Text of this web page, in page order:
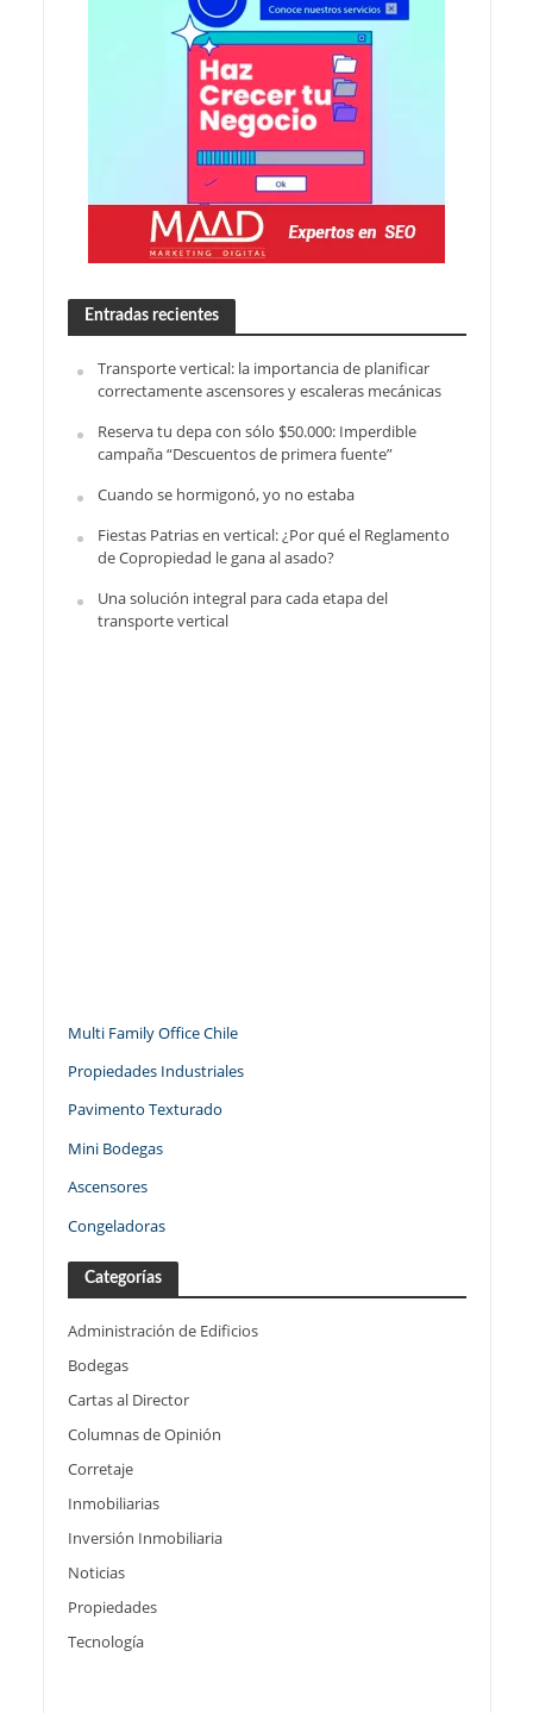
Entradas recientes
Transporte vertical: la importancia de planificar
correctamente ascensores y escaleras mecánicas
Reserva tu depa con sólo $50.000: Imperdible
campaña “Descuentos de primera fuente”
Cuando se hormigonó, yo no estaba
Fiestas Patrias en vertical: ¿Por qué el Reglamento
de Copropiedad le gana al asado?
Una solución integral para cada etapa del
transporte vertical
Multi Family Office Chile
Propiedades Industriales
Pavimento Texturado
Mini Bodegas
Ascensores
Congeladoras
Categorías
Administración de Edificios
Bodegas
Cartas al Director
Columnas de Opinión
Corretaje
Inmobiliarias
Inversión Inmobiliaria
Noticias
Propiedades
Tecnología